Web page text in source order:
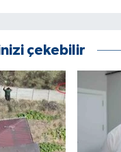
çekebilir